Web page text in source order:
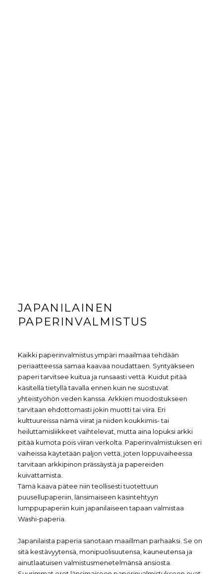
JAPANILAINEN
PAPERINVALMISTUS
Kaikki paperinvalmistus ympäri maailmaa tehdään
periaatteessa samaa kaavaa noudattaen. Syntyäkseen
paperi tarvitsee kuitua ja runsaasti vettä. Kuidut pitää
käsitellä tietyllä tavalla ennen kuin ne suostuvat
yhteistyöhön veden kanssa. Arkkien muodostukseen
tarvitaan ehdottomasti jokin muotti tai viira. Eri
kulttuureissa nämä viirat ja niiden koukkimis- tai
heiluttamisliikkeet vaihtelevat, mutta aina lopuksi arkki
pitää kumota pois viiran verkolta. Paperinvalmistuksen eri
vaiheissa käytetään paljon vettä, joten loppuvaiheessa
tarvitaan arkkipinon prässäystä ja papereiden
kuivattamista.
Tämä kaava pätee niin teollisesti tuotettuun
puusellupaperiin, länsimaiseen käsintehtyyn
lumppupaperiin kuin japanilaiseen tapaan valmistaa
Washi-paperia.
Japanilaista paperia sanotaan maaillman parhaaksi. Se on
sitä kestävyytensä, monipuolisuutensa, kauneutensa ja
ainutlaatuisen valmistusmenetelmänsä ansiosta.